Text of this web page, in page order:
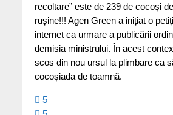
recoltare” este de 239 de cocoși
rușine!!! Agen Green a inițiat o
internet ca urmare a publicării
demisia ministrului. În acest
scos din nou ursul la plimbare ca
cocoșiada de toamnă.
5